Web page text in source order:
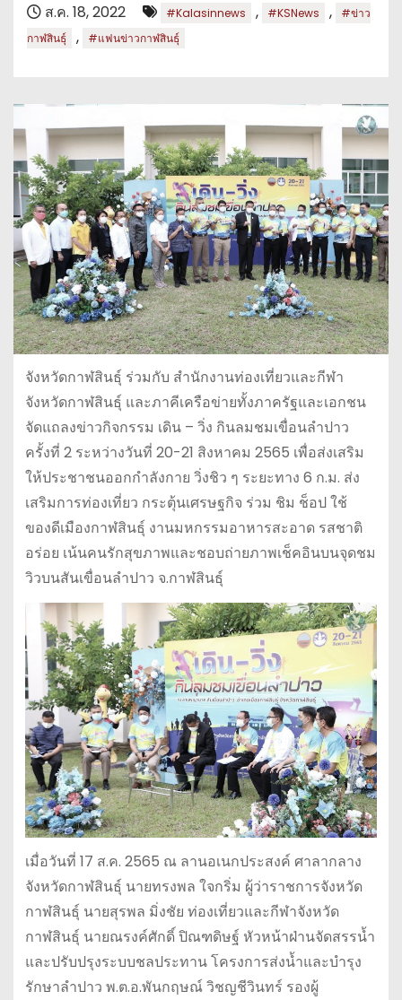
ส.ค. 18, 2022 #Kalasinnews , #KSNews ,
#ข่าว
กาฬสินธุ์
, #แฟนข่าวกาฬสินธุ์
จังหวัดกาฬสินธุ์ ร่วมกับ สำนักงานท่องเที่ยวและกีฬา
จังหวัดกาฬสินธุ์ และภาคีเครือข่ายทั้งภาครัฐและเอกชน
จัดแถลงข่าวกิจกรรม เดิน – วิ่ง กินลมชมเขื่อนลำปาว
ครั้งที่ 2 ระหว่างวันที่ 20-21 สิงหาคม 2565 เพื่อส่งเสริม
ให้ประชาชนออกกำลังกาย วิ่งชิว ๆ ระยะทาง 6 ก.ม. ส่ง
เสริมการท่องเที่ยว กระตุ้นเศรษฐกิจ ร่วม ชิม ช็อป ใช้
ของดีเมืองกาฬสินธุ์ งานมหกรรมอาหารสะอาด รสชาติ
อร่อย เน้นคนรักสุขภาพและชอบถ่ายภาพเช็คอินบนจุดชม
วิวบนสันเขื่อนลำปาว จ.กาฬสินธุ์
เมื่อวันที่ 17 ส.ค. 2565 ณ ลานอเนกประสงค์ ศาลากลาง
จังหวัดกาฬสินธุ์ นายทรงพล ใจกริ่ม ผู้ว่าราชการจังหวัด
กาฬสินธุ์ นายสุรพล มิ่งชัย ท่องเที่ยวและกีฬาจังหวัด
กาฬสินธุ์ นายณรงค์ศักดิ์ ปิณฑดิษฐ์ หัวหน้าฝ่านจัดสรรน้ำ
และปรับปรุงระบบชลประทาน โครงการส่งน้ำและบำรุง
รักษาลำปาว พ.ต.อ.พันกฤษณ์ วิชญชีวินทร์ รองผู้